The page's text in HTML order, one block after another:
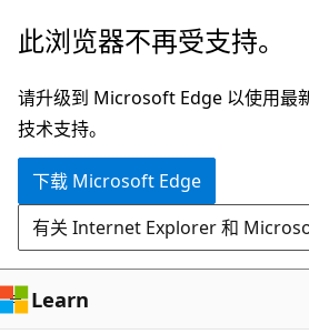
跳
主
要
内
此浏览器不再受支持。
请升级到 Microsoft Edge 以使用最
技术支持。
下载 Microsoft Edge
有关 Internet Explorer 和
Learn